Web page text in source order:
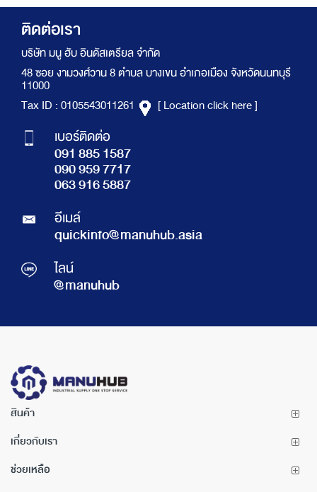
ติดต่อเรา
บริษัท มนู ฮับ อินดัสเตรียล จำกัด
48 ซอย งามวงศ์วาน 8 ตำบล บางเขน อำเภอเมือง จังหวัดนนทบุรี
11000
Tax ID : 0105543011261
[ Location click here ]
เบอร์ติดต่อ
091 885 1587
090 959 7717
063 916 5887
อีเมล์
quickinfo@manuhub.asia
ไลน์
@manuhub
สินค้า
เกี่ยวกับเรา
ช่วยเหลือ